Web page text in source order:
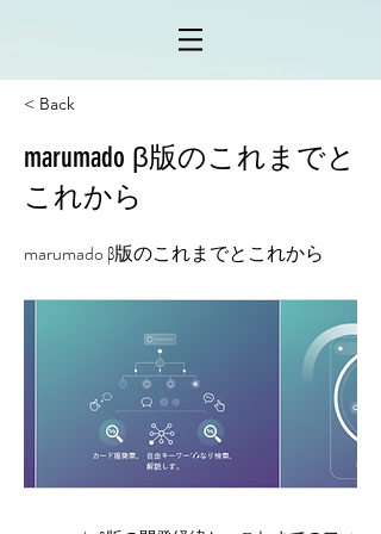
< Back
marumado β版のこれまでと
これから
marumado β版のこれまでとこれから